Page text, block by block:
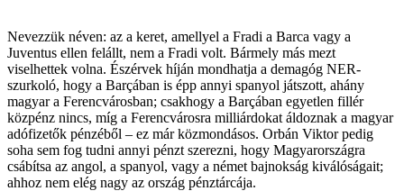
Nevezzük néven: az a keret, amellyel a Fradi a Barca vagy a
Juventus ellen felállt, nem a Fradi volt. Bármely más mezt
viselhettek volna. Észérvek híján mondhatja a demagóg NER-
szurkoló, hogy a Barçában is épp annyi spanyol játszott, ahány
magyar a Ferencvárosban; csakhogy a Barçában egyetlen fillér
közpénz nincs, míg a Ferencvárosra milliárdokat áldoznak a magyar
adófizetők pénzéből – ez már közmondásos. Orbán Viktor pedig
soha sem fog tudni annyi pénzt szerezni, hogy Magyarországra
csábítsa az angol, a spanyol, vagy a német bajnokság kiválóságait;
ahhoz nem elég nagy az ország pénztárcája.